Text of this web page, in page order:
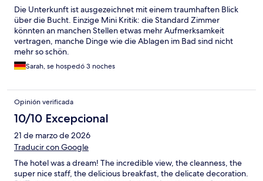
Die Unterkunft ist ausgezeichnet mit einem traumhaften Blick
über die Bucht. Einzige Mini Kritik: die Standard Zimmer
könnten an manchen Stellen etwas mehr Aufmerksamkeit
vertragen, manche Dinge wie die Ablagen im Bad sind nicht
mehr so schön.
Sarah, se hospedó 3 noches
Opinión verificada
10/10 Excepcional
21 de marzo de 2026
Traducir con Google
The hotel was a dream! The incredible view, the cleanness, the
super nice staff, the delicious breakfast, the delicate decoration.